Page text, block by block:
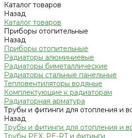
Каталог товаров
Назад
Каталог товаров
Приборы отопительные
Назад
Приборы отопительные
Радиаторы алюминиевые
Радиаторы биметаллические
Радиаторы стальные панельные
Тепловентиляторы водяные
Комплектующие к радиаторам
Радиаторная арматура
Трубы и фитинги для отопления и
Назад
Трубы и фитинги для отопления и
Трубы PEX, PE-RT и фитинги